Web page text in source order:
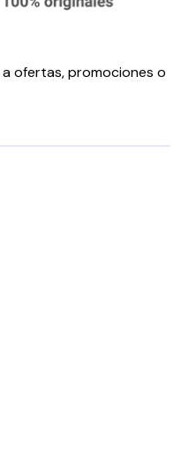
ofertas, promociones o